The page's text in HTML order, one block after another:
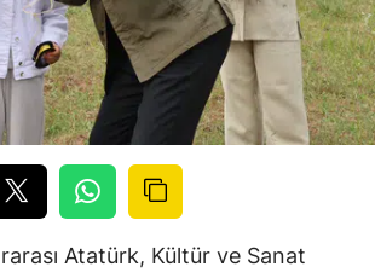
Atatürk, Kültür ve Sanat